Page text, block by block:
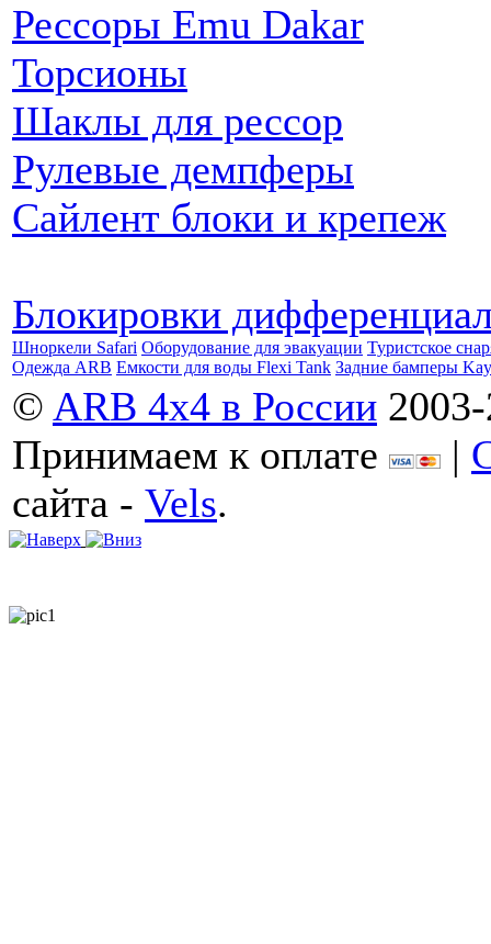
Рессоры Emu Dakar
Торсионы
Шаклы для рессор
Рулевые демпферы
Сайлент блоки и крепеж
Блокировки
Шноркели Safari Оборудование для эвакуации Туристское
Одежда ARB Емкости для воды Flexi Tank Задние бамперы
© ARB 4x4 в России
Принимаем к оплате
|
сайта - Vels.